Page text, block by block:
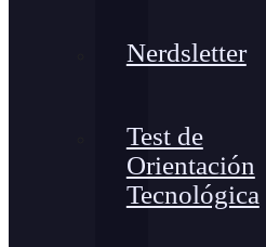
Nerdsletter
Test de
Orientación
Tecnológica